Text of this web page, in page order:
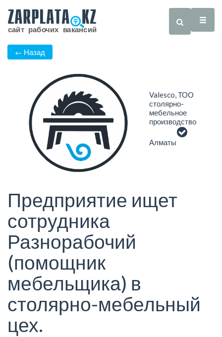
← Назад
Valesco, ТОО
столярно-
мебельное
производство
Алматы
Предприятие ищет
сотрудника
Разнорабочий
(помощник
мебельщика) в
столярно-мебельный
цех.